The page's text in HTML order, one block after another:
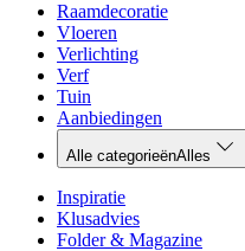
Raamdecoratie
Vloeren
Verlichting
Verf
Tuin
Aanbiedingen
Alle categorieënAlles
Inspiratie
Klusadvies
Folder & Magazine